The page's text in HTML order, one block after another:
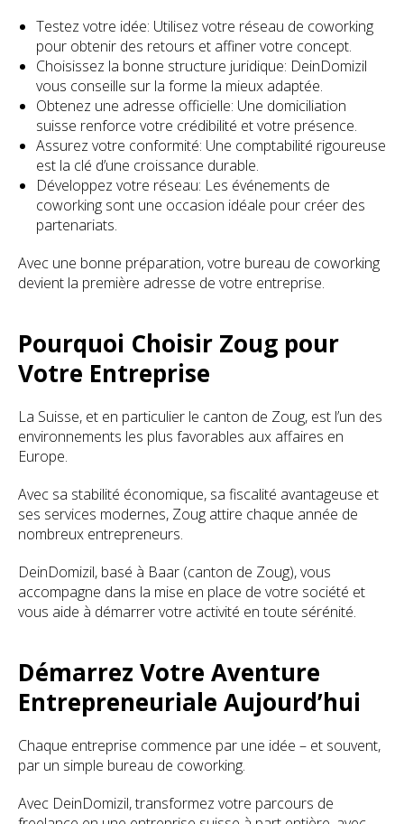
Testez votre idée: Utilisez votre réseau de coworking
pour obtenir des retours et affiner votre concept.
Choisissez la bonne structure juridique: DeinDomizil
vous conseille sur la forme la mieux adaptée.
Obtenez une adresse officielle: Une domiciliation
suisse renforce votre crédibilité et votre présence.
Assurez votre conformité: Une comptabilité rigoureuse
est la clé d’une croissance durable.
Développez votre réseau: Les événements de
coworking sont une occasion idéale pour créer des
partenariats.
Avec une bonne préparation, votre bureau de coworking
devient la première adresse de votre entreprise.
Pourquoi Choisir Zoug pour
Votre Entreprise
La Suisse, et en particulier le canton de Zoug, est l’un des
environnements les plus favorables aux affaires en
Europe.
Avec sa stabilité économique, sa fiscalité avantageuse et
ses services modernes, Zoug attire chaque année de
nombreux entrepreneurs.
DeinDomizil, basé à Baar (canton de Zoug), vous
accompagne dans la mise en place de votre société et
vous aide à démarrer votre activité en toute sérénité.
Démarrez Votre Aventure
Entrepreneuriale Aujourd’hui
Chaque entreprise commence par une idée – et souvent,
par un simple bureau de coworking.
Avec DeinDomizil, transformez votre parcours de